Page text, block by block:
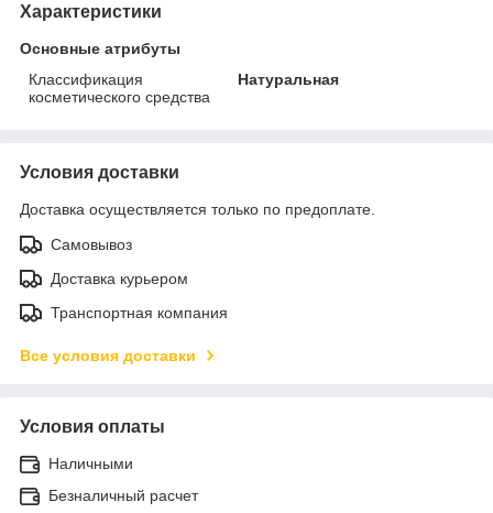
Характеристики
Основные атрибуты
Классификация
косметического средства
Натуральная
Условия доставки
Доставка осуществляется только по предоплате.
Самовывоз
Доставка курьером
Транспортная компания
Все условия доставки
Условия оплаты
Наличными
Безналичный расчет